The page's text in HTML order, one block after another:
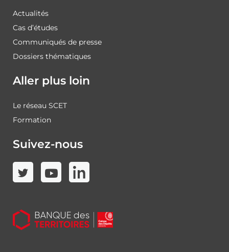
Actualités
Cas d’études
Communiqués de presse
Dossiers thématiques
Aller plus loin
Le réseau SCET
Formation
Suivez-nous